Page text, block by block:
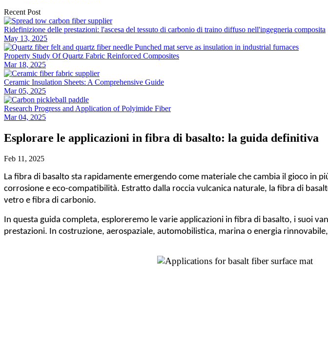
Recent Post
Ridefinizione delle prestazioni: l'ascesa del tessuto di carbonio di traino diffuso nell'ingegneria composita
May 13, 2025
Property Study Of Quartz Fabric Reinforced Composites
Mar 18, 2025
Ceramic Insulation Sheets: A Comprehensive Guide
Mar 05, 2025
Research Progress and Application of Polyimide Fiber
Mar 04, 2025
Esplorare le applicazioni in fibra di basalto: la guida definitiva
Feb 11, 2025
La fibra di basalto sta rapidamente emergendo come materiale che cambia il gioco in
corrosione e eco-compatibilità. Estratto dalla roccia vulcanica naturale, la fibra di
vetro e fibra di carbonio.
In questa guida completa, esploreremo le varie applicazioni in fibra di basalto, i suoi
prestazioni. In costruzione, aerospaziale, automobilistica, marina o energia